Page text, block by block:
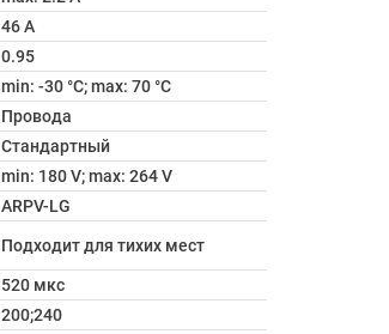
46 A
0.95
min: -30 °C; max: 70 °C
Провода
Стандартный
min: 180 V; max: 264 V
ARPV-LG
Подходит для тихих мест
520 мкс
200;240